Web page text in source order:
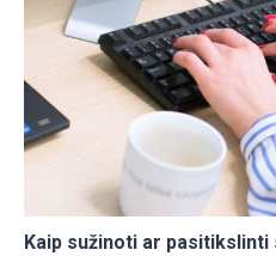
Kaip sužinoti ar